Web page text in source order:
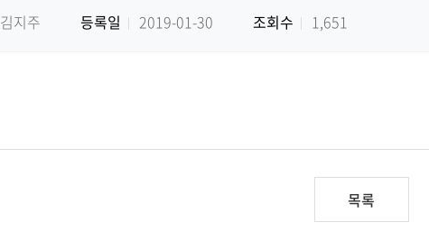
김지주 등록일 2019-01-30 조회수 1,651
목록